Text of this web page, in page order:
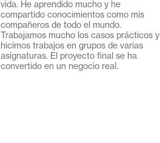
vida. He aprendido mucho y he
compartido conocimientos como mis
compañeros de todo el mundo.
Trabajamos mucho los casos prácticos y
hicimos trabajos en grupos de varias
asignaturas. El proyecto final se ha
convertido en un negocio real.